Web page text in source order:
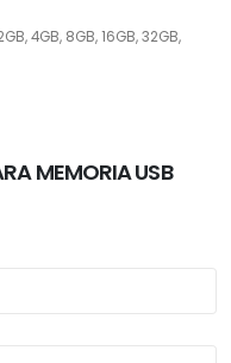
4GB, 8GB, 16GB, 32GB,
MEMORIA USB